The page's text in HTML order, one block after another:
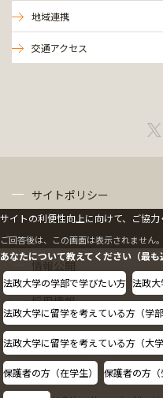
地域連携
交通アクセス
サイトポリシー
情報公開
採用情報
教職員の方へ
サイトの利便性向上に向けて、ご協力
ご回答後は、この画面は表示されません
あなたについて教えてください（最も
法政大学の学部で学びたい方 法政
法政大学に留学を考えている方（学部
法政大学に留学を考えている方（大学
保護者の方（在学生） 保護者の方（